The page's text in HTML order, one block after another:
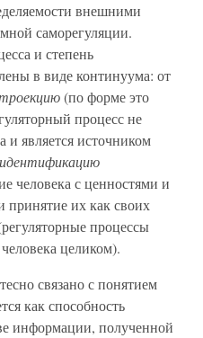
внешними
саморегуляции.
и степень
в виде континуума: от
(по форме это
процесс не
и является источником
идентификацию
человека с ценностями и
принятие их как своих
процессы
целиком).
связано с понятием
как способность
информации, полученной